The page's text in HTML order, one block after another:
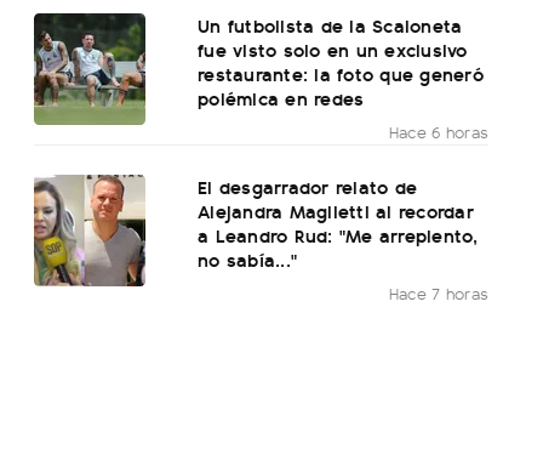
Un futbolista de la Scaloneta
fue visto solo en un exclusivo
restaurante: la foto que generó
polémica en redes
Hace 6 horas
El desgarrador relato de
Alejandra Maglietti al recordar
a Leandro Rud: "Me arrepiento,
no sabía..."
Hace 7 horas